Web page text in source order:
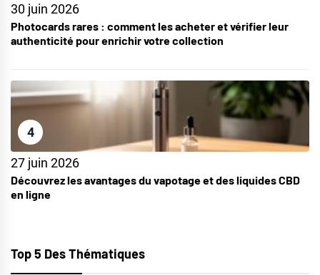
30 juin 2026
Photocards rares : comment les acheter et vérifier leur
authenticité pour enrichir votre collection
4
27 juin 2026
Découvrez les avantages du vapotage et des liquides CBD
en ligne
Top 5 Des Thématiques